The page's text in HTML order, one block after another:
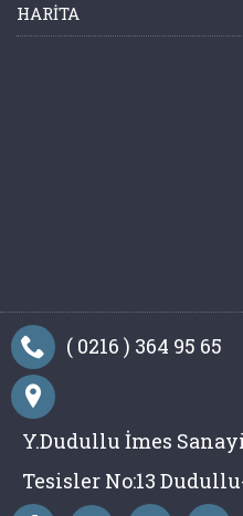
HARITA
( 0216 ) 364 95 65
Y.Dudullu İmes
Tesisler No:13